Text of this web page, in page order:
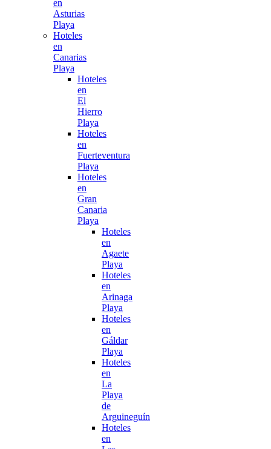
en
Asturias
Playa
Hoteles
en
Canarias
Playa
Hoteles
en
El
Hierro
Playa
Hoteles
en
Fuerteventura
Playa
Hoteles
en
Gran
Canaria
Playa
Hoteles
en
Agaete
Playa
Hoteles
en
Arinaga
Playa
Hoteles
en
Gáldar
Playa
Hoteles
en
La
Playa
de
Arguineguín
Hoteles
en